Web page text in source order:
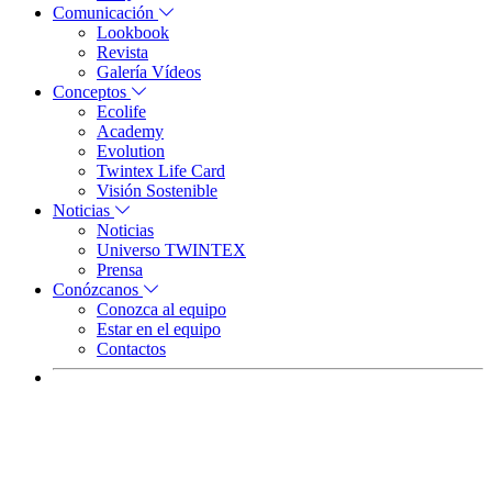
Comunicación
Lookbook
Revista
Galería Vídeos
Conceptos
Ecolife
Academy
Evolution
Twintex Life Card
Visión Sostenible
Noticias
Noticias
Universo TWINTEX
Prensa
Conózcanos
Conozca al equipo
Estar en el equipo
Contactos